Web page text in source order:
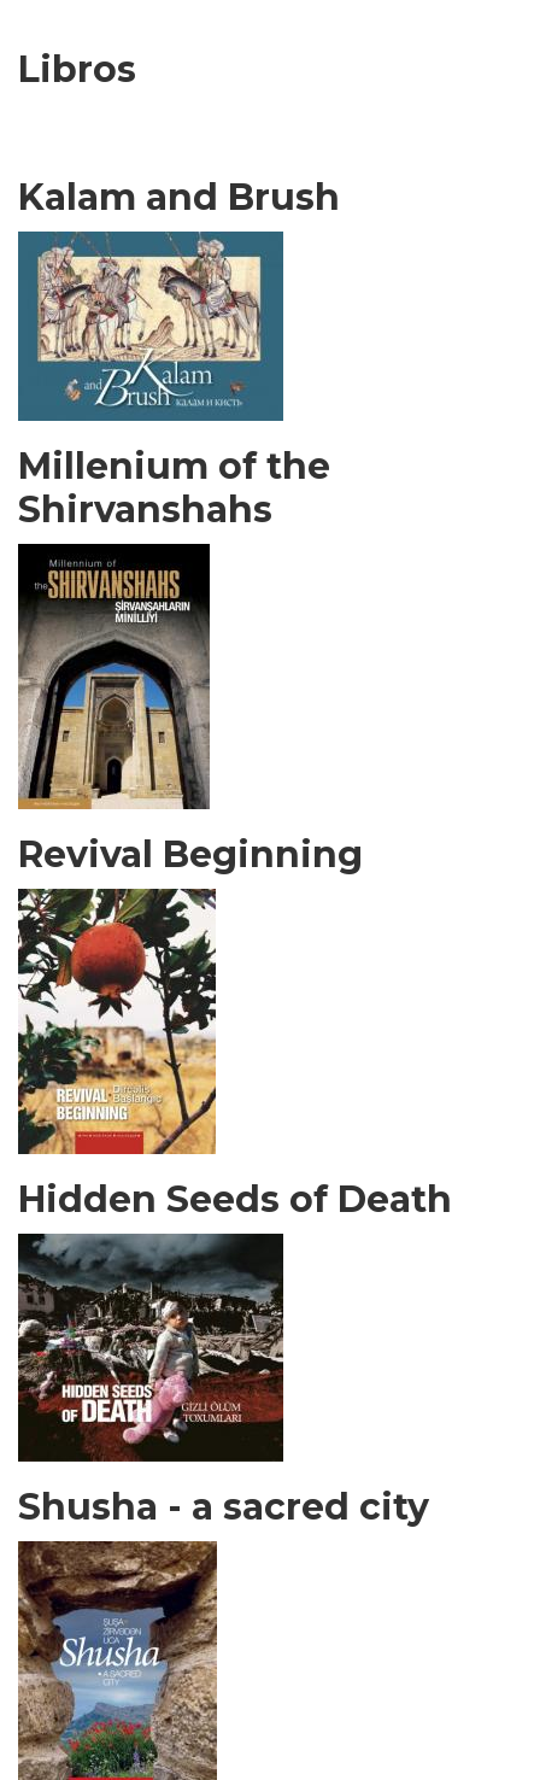
Libros
Kalam and Brush
Millenium of the
Shirvanshahs
Revival Beginning
Hidden Seeds of Death
Shusha - a sacred city